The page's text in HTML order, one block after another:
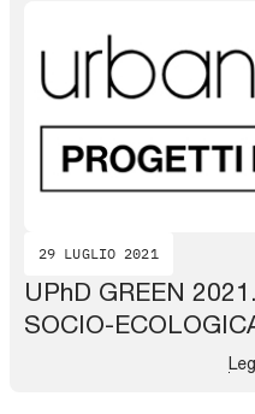
29 LUGLIO 2021
UPhD GREEN
SOCIO-